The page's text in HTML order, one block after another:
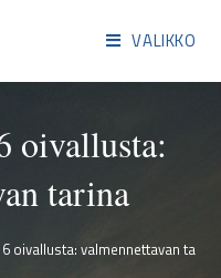
VALIKKO
oivallusta:
tarina
oivallusta: valmennettavan tarina